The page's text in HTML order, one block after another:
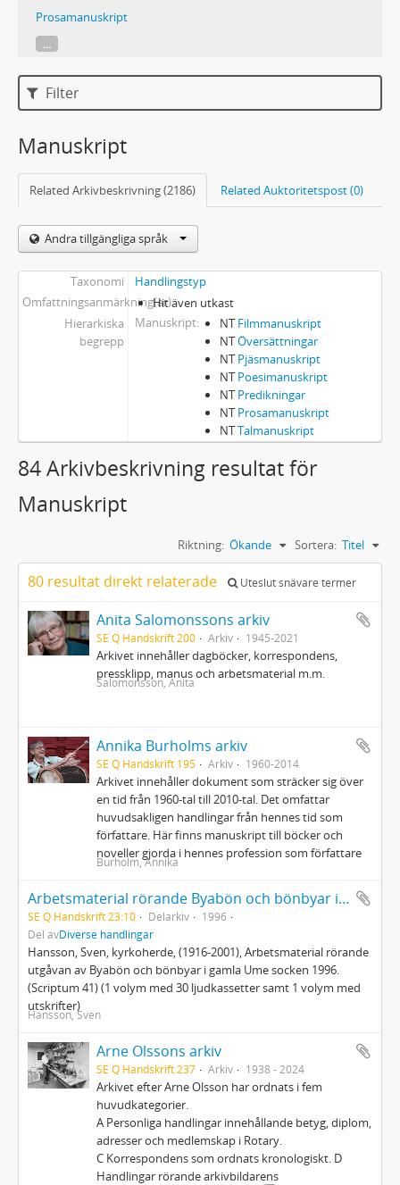
Prosamanuskript
...
Filter
Manuskript
Related Arkivbeskrivning (2186) Related Auktoritetspost (0)
Andra tillgängliga språk
Taxonomi
Handlingstyp
Omfattningsanmärkning(ar)Hit även utkast
Hierarkiska
begrepp
Manuskript NT Filmmanuskript
NTÖversättningar
NT Pjäsmanuskript
NT Poesimanuskript
NT Predikningar
NT Prosamanuskript
NTTalmanuskript
84 Arkivbeskrivning resultat för
Manuskript
Sortera: Titel
Riktning: Ökande
80 resultat direkt relaterade Uteslut snävare termer
Anita Salomonssons arkiv
SE Q Handskrift 200 Arkiv 1945-2021
Arkivet innehåller dagböcker, korrespondens,
pressklipp, manus och arbetsmaterial m.m.
Salomonsson, Anita
Annika Burholms arkiv
SE Q Handskrift 195 Arkiv 1960-2014
Arkivet innehåller dokument som sträcker sig över
en tid från 1960-tal till 2010-tal. Det omfattar
huvudsakligen handlingar från hennes tid som
författare. Här finns manuskript till böcker och
noveller gjorda i hennes profession som författare
Burholm, Annika
Arbetsmaterial rörande Byabön och bönbyar i gamla Ume socken
SE Q Handskrift 23:10 Delarkiv
1996
Del avDiverse handlingar
Hansson, Sven, kyrkoherde, (1916-2001), Arbetsmaterial rörande
utgåvan av Byabön och bönbyar i gamla Ume socken 1996.
(Scriptum 41) (1 volym med 30 ljudkassetter samt 1 volym med
utskrifter)
Hansson, Sven
Arne Olssons arkiv
SE Q Handskrift 237 Arkiv 1938 - 2024
Arkivet efter Arne Olsson har ordnats i fem
huvudkategorier.
A Personliga handlingar innehållande betyg, diplom,
adresser och medlemskap i Rotary.
C Korrespondens som ordnats kronologiskt. D
Handlingar rörande arkivbildarens